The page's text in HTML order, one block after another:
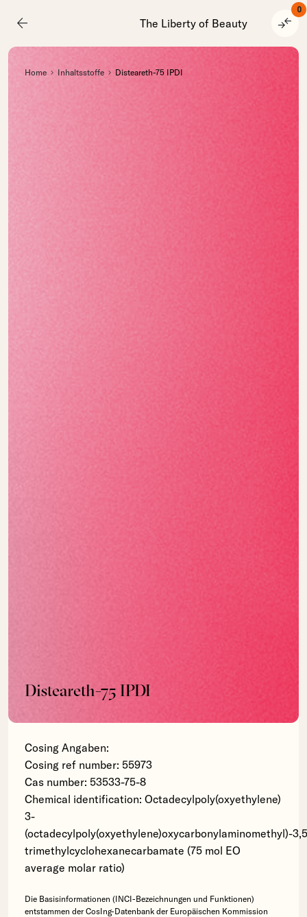
arrow_back The Liberty of Beauty compare_arrows
0
Home Inhaltsstoffe Disteareth-75 IPDI
Disteareth-75 IPDI
Cosing Angaben:
Cosing ref number: 55973
Cas number: 53533-75-8
Chemical identification: Octadecylpoly(oxyethylene)
3-
(octadecylpoly(oxyethylene)oxycarbonylaminomethyl)-
trimethylcyclohexanecarbamate (75 mol EO
average molar ratio)
Die Basisinformationen (INCI-Bezeichnungen und Funktionen)
entstammen der CosIng-Datenbank der Europäischen Kommission